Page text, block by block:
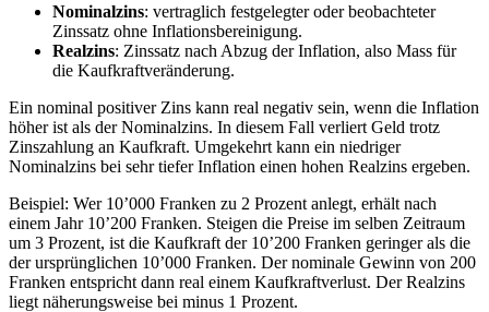
Nominalzins: vertraglich festgelegter oder beobachteter
Zinssatz ohne Inflationsbereinigung.
Realzins: Zinssatz nach Abzug der Inflation, also Mass für
die Kaufkraftveränderung.
Ein nominal positiver Zins kann real negativ sein, wenn die Inflation
höher ist als der Nominalzins. In diesem Fall verliert Geld trotz
Zinszahlung an Kaufkraft. Umgekehrt kann ein niedriger
Nominalzins bei sehr tiefer Inflation einen hohen Realzins ergeben.
Beispiel: Wer 10’000 Franken zu 2 Prozent anlegt, erhält nach
einem Jahr 10’200 Franken. Steigen die Preise im selben Zeitraum
um 3 Prozent, ist die Kaufkraft der 10’200 Franken geringer als die
der ursprünglichen 10’000 Franken. Der nominale Gewinn von 200
Franken entspricht dann real einem Kaufkraftverlust. Der Realzins
liegt näherungsweise bei minus 1 Prozent.